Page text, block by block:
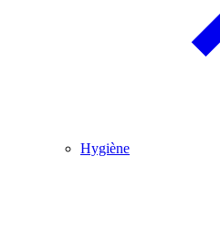
Hygiène